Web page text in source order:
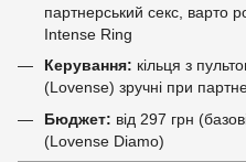
партнерський секс, варто
Intense Ring
Керування: кільця з
(Lovense) зручні при
Бюджет: від 297 грн
(Lovense Diamo)